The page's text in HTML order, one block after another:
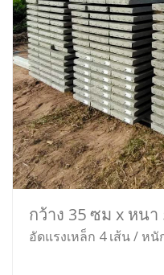
กว้าง 35 ซม x หน
อัดแรงเหล็ก 4 เส้น / ห